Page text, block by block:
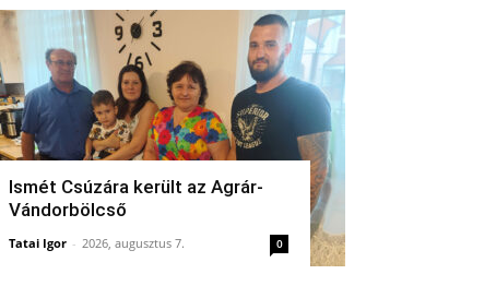
Ismét Csúzára került az Agrár-
Vándorbölcső
Tatai Igor - 2026, augusztus 7. 0